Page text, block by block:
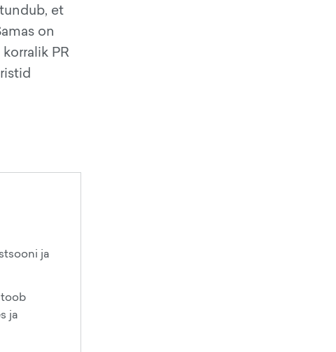
et
on
PR
ja
toob
ja